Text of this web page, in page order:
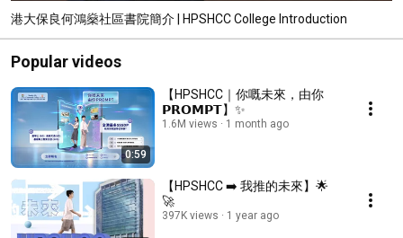
港大保良何鴻燊社區書院簡介 | HPSHCC College Introduction
Popular videos
0:59
【HPSHCC｜你嘅未來，由你
𝗣𝗥𝗢𝗠𝗣𝗧】✨
1.6M views 1 month ago
【HPSHCC ➡️ 我推的未來】🌟
🚀
397K views 1 year ago